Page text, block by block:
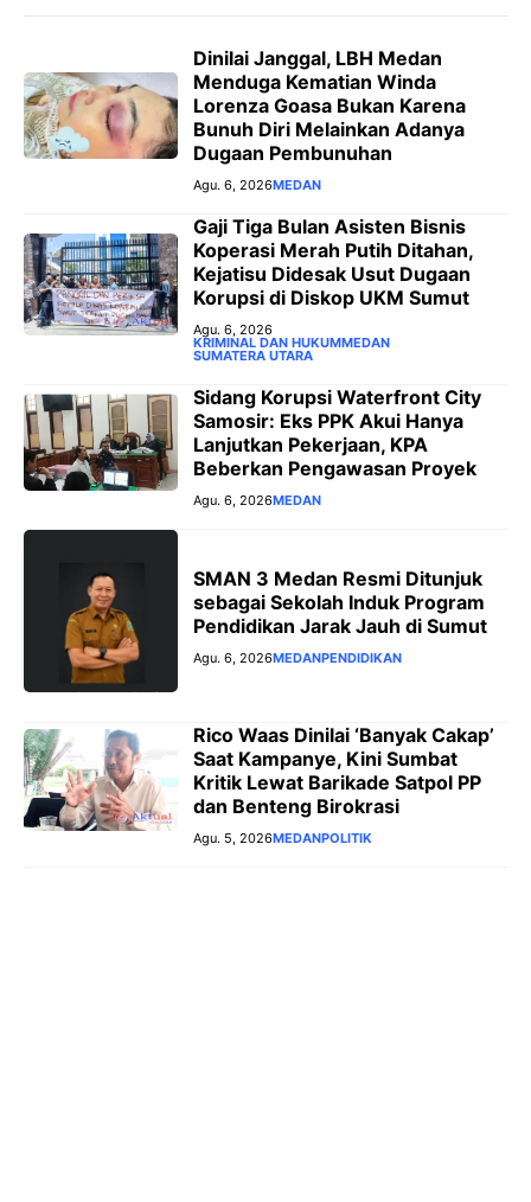
Dinilai Janggal, LBH Medan
Menduga Kematian Winda
Lorenza Goasa Bukan Karena
Bunuh Diri Melainkan Adanya
Dugaan Pembunuhan
Agu. 6, 2026MEDAN
‎Gaji Tiga Bulan Asisten Bisnis
Koperasi Merah Putih Ditahan,
Kejatisu Didesak Usut Dugaan
Korupsi di Diskop UKM Sumut
Agu. 6, 2026
KRIMINAL DAN HUKUMMEDAN
SUMATERA UTARA
Sidang Korupsi Waterfront City
Samosir: Eks PPK Akui Hanya
Lanjutkan Pekerjaan, KPA
Beberkan Pengawasan Proyek
Agu. 6, 2026MEDAN
SMAN 3 Medan Resmi Ditunjuk
sebagai Sekolah Induk Program
Pendidikan Jarak Jauh di Sumut
Agu. 6, 2026MEDANPENDIDIKAN
Rico Waas Dinilai ‘Banyak Cakap’
Saat Kampanye, Kini Sumbat
Kritik Lewat Barikade Satpol PP
dan Benteng Birokrasi
Agu. 5, 2026MEDANPOLITIK